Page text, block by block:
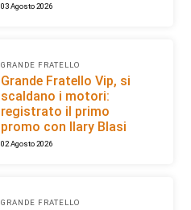
03 Agosto 2026
GRANDE FRATELLO
Grande Fratello Vip, si
scaldano i motori:
registrato il primo
promo con Ilary Blasi
02 Agosto 2026
GRANDE FRATELLO